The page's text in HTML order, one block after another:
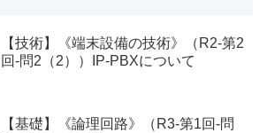
【技術】《端末設備の技術》（R2-第2
回-問2（2））IP-PBXについて
【基礎】《論理回路》（R3-第1回-問